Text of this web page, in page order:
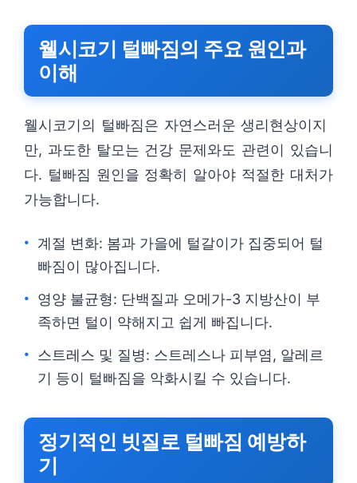
웰시코기 털빠짐의 주요 원인과
이해
웰시코기의 털빠짐은 자연스러운 생리현상이지
만, 과도한 탈모는 건강 문제와도 관련이 있습니
다. 털빠짐 원인을 정확히 알아야 적절한 대처가
가능합니다.
계절 변화: 봄과 가을에 털갈이가 집중되어 털
빠짐이 많아집니다.
영양 불균형: 단백질과 오메가-3 지방산이 부
족하면 털이 약해지고 쉽게 빠집니다.
스트레스 및 질병: 스트레스나 피부염, 알레르
기 등이 털빠짐을 악화시킬 수 있습니다.
정기적인 빗질로 털빠짐 예방하
기